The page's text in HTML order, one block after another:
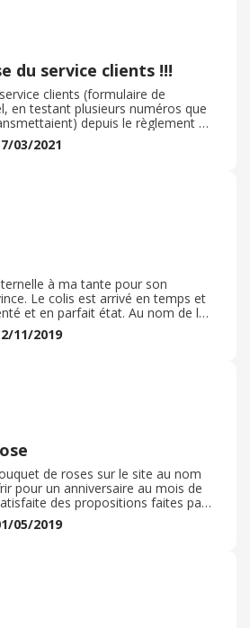
du service clients !!!
clients (formulaire de
en testant plusieurs numéros que
depuis le règlement de
???? Aucun suivi n'est
inadmissible. En
les réseaux sociaux. Le montant
bien débité de jour même.
d'une commande pour mon
il va falloir nous rediriger vers
dernière minute et encore
pour faire une réclamation en
sait combien de temps cela va
remboursé sans compter le
à contacter le service clients !
03/2021
à ma tante pour son
Le colis est arrivé en temps et
et en parfait état. Au nom de la
en terme de cadeaux
faire plaisir. Les paquets sont
ce site pour son sérieux et la
si l'achat avait été fait dans
11/2019
de roses sur le site au nom
pour un anniversaire au mois de
des propositions faites par
a été livré correspond aux choix
j'ai vu la composition c'était
ce site au nom de la
bouquets à faire livrer je passerai
sur ce site.
05/2019